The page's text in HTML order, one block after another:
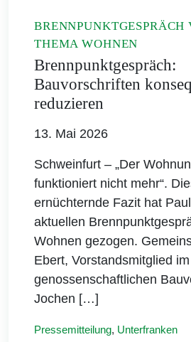
BRENNPUNKTGESPRÄCH
THEMA WOHNEN
Brennpunktgespräch:
Bauvorschriften
reduzieren
13. Mai 2026
Schweinfurt – „Der
funktioniert nicht mehr“.
ernüchternde Fazit hat
aktuellen
Wohnen gezogen.
Ebert, Vorstandsmitglied im
genossenschaftlichen
Jochen […]
Pressemitteilung, Unterfranken